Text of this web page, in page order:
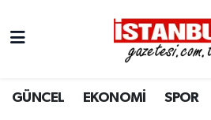
GÜNCEL EKONOMİ SPOR
EKONOMİ
Nöbetçi Eczaneler
Hava Durumu